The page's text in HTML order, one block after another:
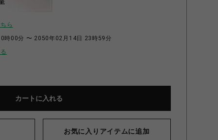
ら
時00分 〜 2050年02月14日 23時59分
カートに入れる
お気に入りアイテムに追加